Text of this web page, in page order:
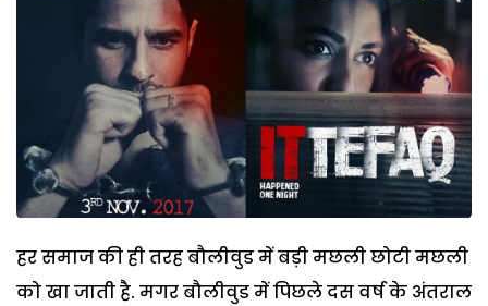
हर समाज की ही तरह बौलीवुड में बड़ी मछली छोटी मछली
को खा जाती है. मगर बौलीवुड में पिछले दस वर्ष के अंतराल